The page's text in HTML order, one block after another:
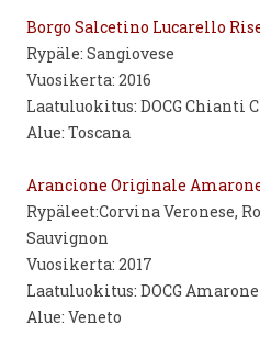
Borgo Salcetino Lucarello
Rypäle: Sangiovese
Vuosikerta: 2016
Laatuluokitus: DOCG Chianti
Alue: Toscana
Arancione Originale
Rypäleet:Corvina Veronese,
Sauvignon
Vuosikerta: 2017
Laatuluokitus: DOCG
Alue: Veneto